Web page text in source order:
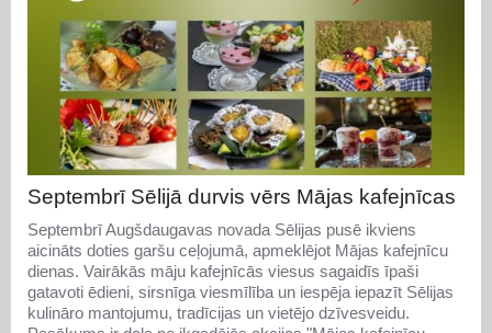
Septembrī Sēlijā durvis vērs Mājas kafejnīcas
Septembrī Augšdaugavas novada Sēlijas pusē ikviens
aicināts doties garšu ceļojumā, apmeklējot Mājas kafejnīcu
dienas. Vairākās māju kafejnīcās viesus sagaidīs īpaši
gatavoti ēdieni, sirsnīga viesmīlība un iespēja iepazīt Sēlijas
kulināro mantojumu, tradīcijas un vietējo dzīvesveidu.